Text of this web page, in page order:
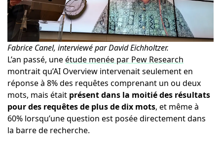
Fabrice Canel, interviewé par David Eichholtzer.
L’an passé, uneétude menée par Pew Research
montrait qu’AI Overview intervenait seulement en
réponse à 8% des requêtes comprenant un ou deux
mots, mais était présent dans la moitié des résultats
pour des requêtes de plus de dix mots, et même à
60% lorsqu’une question est posée directement dans
la barre de recherche.